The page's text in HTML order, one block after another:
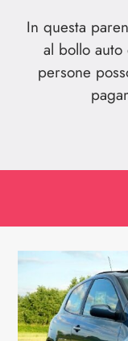
In questa
al bollo
persone